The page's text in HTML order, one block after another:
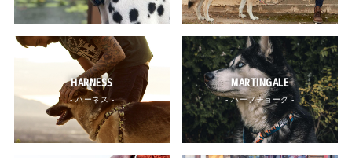
HARNESS
- ハーネス -
MARTINGALE
- ハーフチョーク -